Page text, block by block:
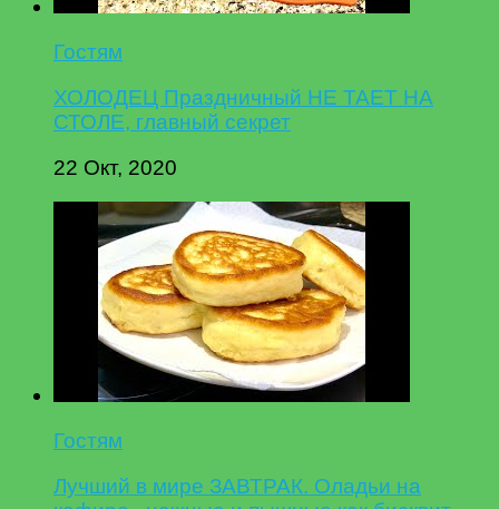
Гостям
ХОЛОДЕЦ Праздничный НЕ ТАЕТ НА
СТОЛЕ, главный секрет
22 Окт, 2020
Гостям
Лучший в мире ЗАВТРАК. Оладьи на